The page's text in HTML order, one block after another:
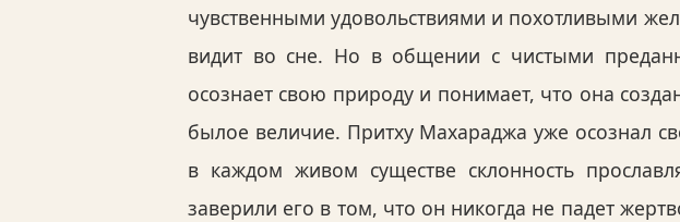
чувственными удовольствиями и похотливыми
видит во сне. Но в общении с чистыми
осознает свою природу и понимает, что она
былое величие. Притху Махараджа уже осознал
в каждом живом существе склонность
заверили его в том, что он никогда не падет